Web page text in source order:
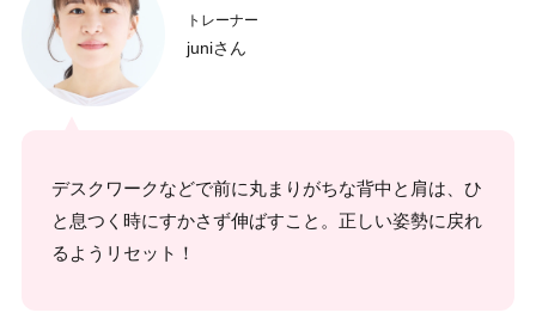
トレーナー
juniさん
デスクワークなどで前に丸まりがちな背中と肩は、ひ
と息つく時にすかさず伸ばすこと。正しい姿勢に戻れ
るようリセット！